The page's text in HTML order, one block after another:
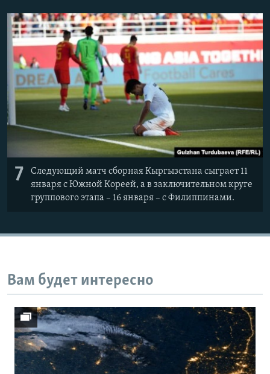
7
Следующий матч сборная Кыргызстана сыграет 11
января с Южной Кореей, а в заключительном круге
группового этапа – 16 января – с Филиппинами.
Вам будет интересно